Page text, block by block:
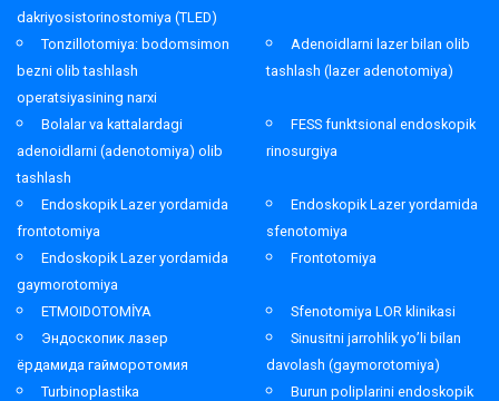
dakriyosistorinostomiya (TLED)
Tonzillotomiya: bodomsimon
bezni olib tashlash
operatsiyasining narxi
Adenoidlarni lazer bilan olib
tashlash (lazer adenotomiya)
Bolalar va kattalardagi
adenoidlarni (adenotomiya) olib
tashlash
FESS funktsional endoskopik
rinosurgiya
Endoskopik Lazer yordamida
frontotomiya
Endoskopik Lazer yordamida
sfenotomiya
Endoskopik Lazer yordamida
gaymorotomiya
Frontotomiya
ETMOIDOTOMİYA
Sfenotomiya LOR klinikasi
Эндоскопик лазер
ёрдамида гайморотомия
Sinusitni jarrohlik yo’li bilan
davolash (gaymorotomiya)
Turbinoplastika
Burun poliplarini endoskopik